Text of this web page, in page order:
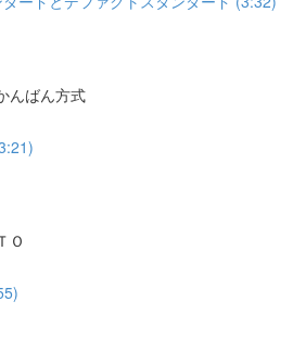
んばん方式
Ｏ